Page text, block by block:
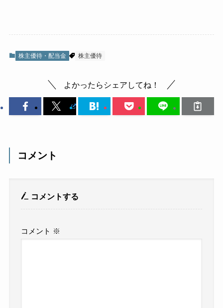
株主優待・配当金 株主優待
よかったらシェアしてね！
コメント
コメントする
コメント ※